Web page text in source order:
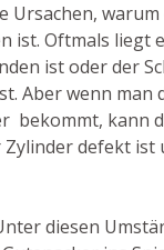
Ursachen,
ist. Oftmals liegt
ist oder der
Aber wenn man
bekommt, kann
Zylinder defekt ist
diesen